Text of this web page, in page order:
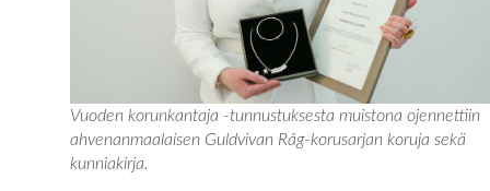
Vuoden korunkantaja -tunnustuksesta muistona ojennettiin
ahvenanmaalaisen Guldvivan Råg-korusarjan koruja sekä
kunniakirja.